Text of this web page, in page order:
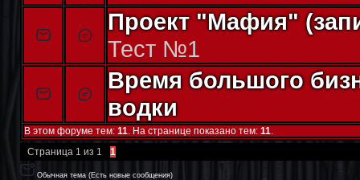
Проект "Мафия"
Тест №1
Время большого
водки
В этом форуме тем: 11. На странице показано тем: 11.
Страница 1 из 1 1
Обычная тема (Есть новые сообщения)